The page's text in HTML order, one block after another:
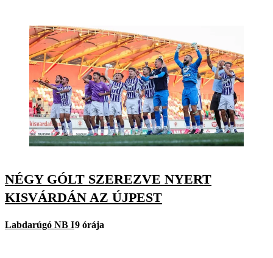
NÉGY GÓLT SZEREZVE NYERT
KISVÁRDÁN AZ ÚJPEST
Labdarúgó NB I9 órája